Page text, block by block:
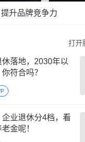
升品牌竞争力
打开
落地，2030年以
符合吗？
业退休分4档，看
金呢！